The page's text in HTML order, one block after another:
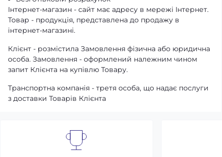
Інтернет-магазин - сайт має адресу в мережі Інтернет.
Товар - продукція, представлена ​​до продажу в
інтернет-магазині.
Клієнт - розмістила Замовлення фізична або юридична
особа. Замовлення - оформлений належним чином
запит Клієнта на купівлю Товару.
Транспортна компанія - третя особа, що надає послуги
з доставки Товарів Клієнта